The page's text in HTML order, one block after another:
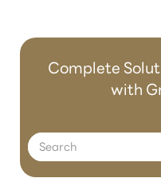
Complete
with